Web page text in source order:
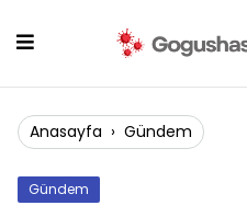
Anasayfa › Gündem
Gündem